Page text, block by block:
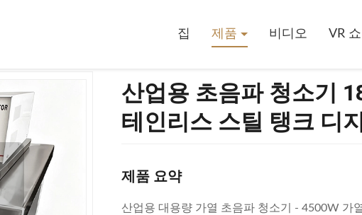
집 제품 비디오 VR 쇼
산업용 초음파 청소기
테인리스 스틸 탱크 디
제품 요약
산업용 대용량 가열 초음파 청소기 - 4500W 가